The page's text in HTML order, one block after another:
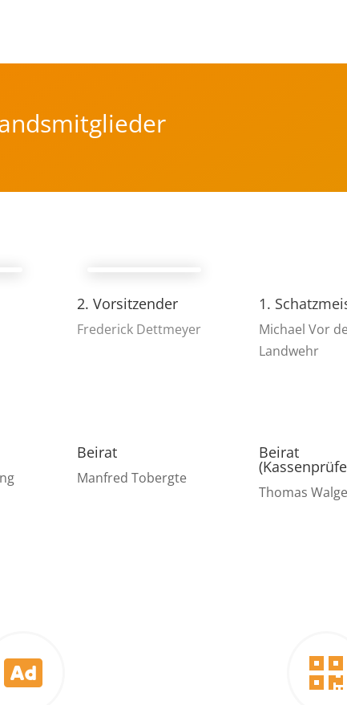
2. Vorsitzender
Frederick Dettmeyer
1.
Michael Vor
Landwehr
Beirat
Manfred Tobergte
Beirat
Thomas
 